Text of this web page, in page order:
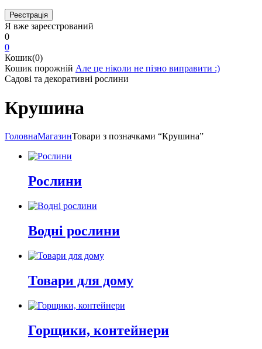
Я вже зареєстрований
0
0
Кошик(0)
Кошик порожній Але це ніколи не пізно виправити :)
Садові та декоративні рослини
Крушина
ГоловнаМагазинТовари з позначками “Крушина”
Рослини
Водні рослини
Товари для дому
Горщики, контейнери